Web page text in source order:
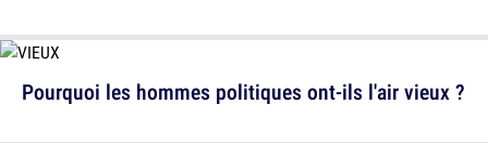
Pourquoi les hommes politiques ont-ils l'air vieux ?